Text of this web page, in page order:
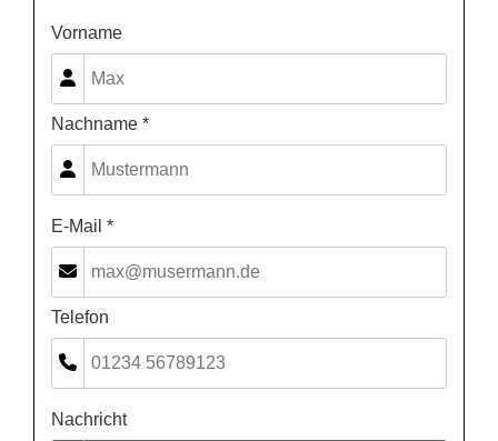
Vorname
Nachname *
E-Mail *
Telefon
Nachricht